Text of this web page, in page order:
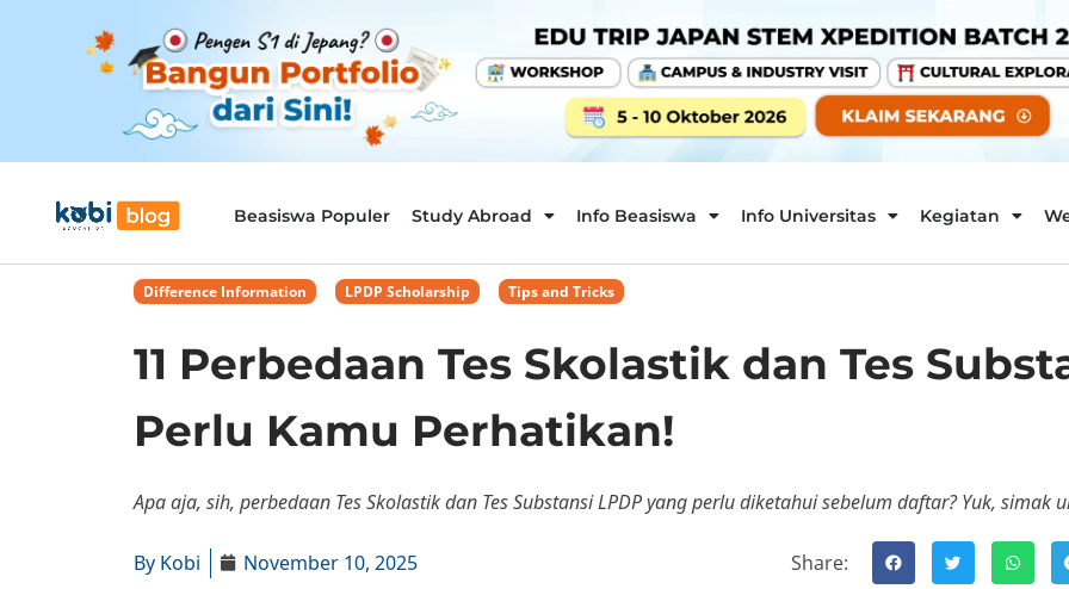
Beasiswa Populer Study Abroad Info Beasiswa Info Universitas Kegiatan
Difference Information LPDP Scholarship Tips and Tricks
11 Perbedaan Tes Skolastik dan Tes
Perlu Kamu Perhatikan!
Apa aja, sih, perbedaan Tes Skolastik dan Tes Substansi LPDP yang perlu diketahui sebelum daftar? Yuk, simak
By Kobi November 10, 2025 Share: